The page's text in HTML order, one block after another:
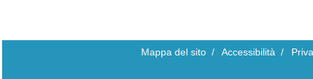
Mappa del sito / Accessibilità /